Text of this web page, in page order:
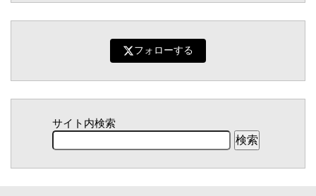
フォローする
サイト内検索